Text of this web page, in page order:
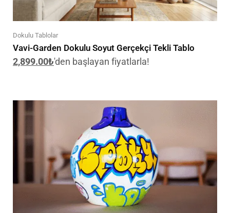
Dokulu Tablolar
Vavi-Garden Dokulu Soyut Gerçekçi Tekli Tablo
2,899.00₺'den başlayan fiyatlarla!